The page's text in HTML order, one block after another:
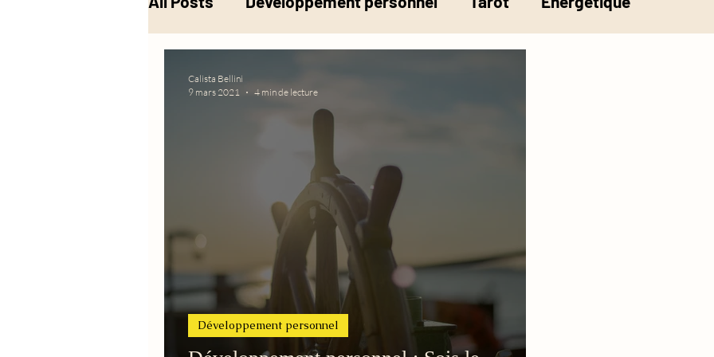
Développement personnel
Calista Bellini
9 mars 2021
4 min de lecture